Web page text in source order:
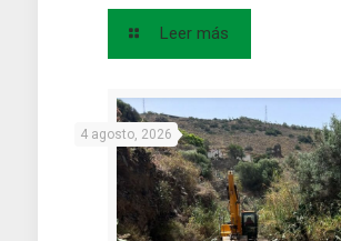
Leer más
4 agosto, 2026